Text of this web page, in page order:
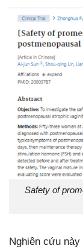
Safety of
Nghiên cứu